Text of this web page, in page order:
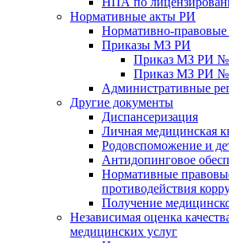
Нормативные акты РИ
Нормативно-
Приказы МЗ РИ
Приказ МЗ РИ
Приказ МЗ РИ
Административные
Другие документы
Диспансеризация
Личная медицинская
Родовспоможение и
Антидопинговое
Нормативные
противодействия
Получение
Независимая оценка
медицинских услуг